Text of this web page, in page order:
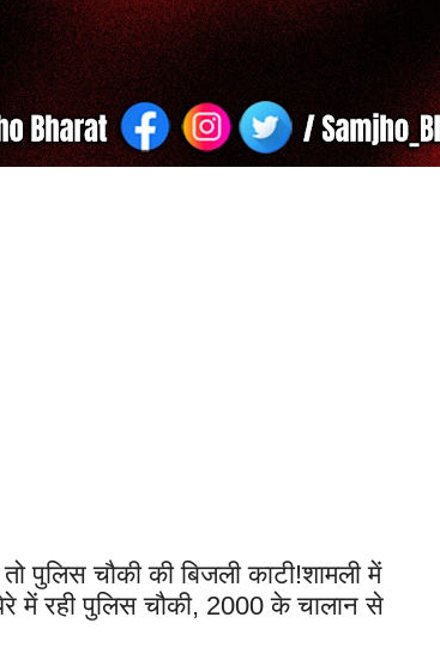
पुलिस चौकी की बिजली काटी!शामली में
में रही पुलिस चौकी, 2000 के चालान से